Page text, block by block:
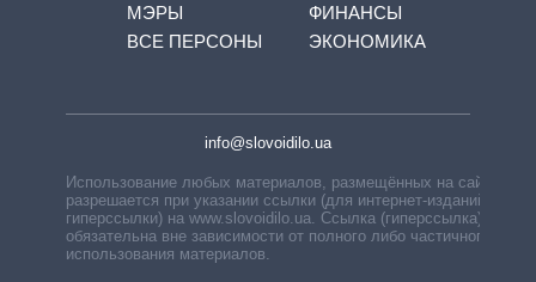
МЭРЫ
ВСЕ ПЕРСОНЫ
ФИНАНСЫ
ЭКОНОМИКА
info@slovoidilo.ua
Использование любых материалов, размещённых на сайте,
разрешается при указании ссылки (для интернет-изданий —
гиперссылки) на www.slovoidilo.ua. Ссылка (гиперссылка)
обязательна вне зависимости от полного либо частичного
использования материалов.